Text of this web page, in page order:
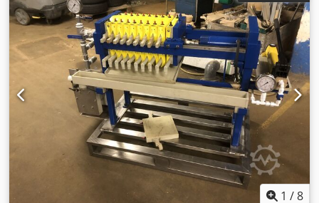
biológicos Densidad máxima de torta húmeda compacta:
1,3 kg/dm³ a un máximo de 4200 rpm Tazón Velocidad
máxima de rotación: 4200 rpm Dcsdpfxjzb N Hhj Adpek
Diámetro del tazón: 360 mm Unidad DNF - depósito
superior - PPM 200CE - A Unidad DNF - depósito superior -
PPM 200CE - B 4 x filtros para eliminación de Mn 3 x skids
de ósmosis inversa (RO) 3 x unidades de dosificación de
carbón activado en polvo (PAC) - Rittal JB 2 x unidades DNF
- unidad de bombeo Poseipump 3 x sopladores ES145/5P-
RVP300-spec 6 x filtros frontales para eliminación de Mn 2
x unidades DNF - tubería de recirculación La lista detallada
de repuestos puede consultarse previa solicitud. Las
imágenes son representativas y no corresponden a los 1 /8